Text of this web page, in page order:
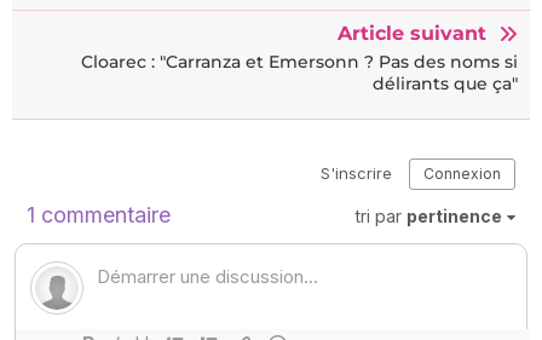
Article suivant
Cloarec : "Carranza et Emersonn ? Pas des noms si
délirants que ça"